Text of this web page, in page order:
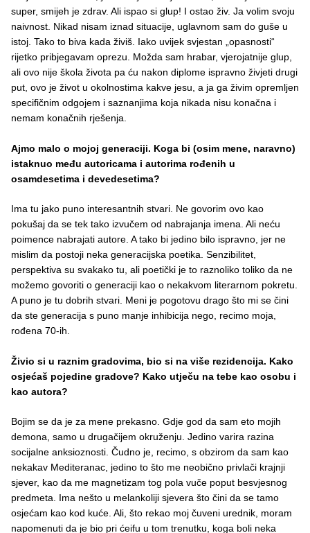
super, smijeh je zdrav. Ali ispao si glup! I ostao živ. Ja volim svoju
naivnost. Nikad nisam iznad situacije, uglavnom sam do guše u
istoj. Tako to biva kada živiš. Iako uvijek svjestan „opasnosti“
rijetko pribjegavam oprezu. Možda sam hrabar, vjerojatnije glup,
ali ovo nije škola života pa ću nakon diplome ispravno živjeti drugi
put, ovo je život u okolnostima kakve jesu, a ja ga živim opremljen
specifičnim odgojem i saznanjima koja nikada nisu konačna i
nemam konačnih rješenja.
Ajmo malo o mojoj generaciji. Koga bi (osim mene, naravno)
istaknuo među autoricama i autorima rođenih u
osamdesetima i devedesetima?
Ima tu jako puno interesantnih stvari. Ne govorim ovo kao
pokušaj da se tek tako izvučem od nabrajanja imena. Ali neću
poimence nabrajati autore. A tako bi jedino bilo ispravno, jer ne
mislim da postoji neka generacijska poetika. Senzibilitet,
perspektiva su svakako tu, ali poetički je to raznoliko toliko da ne
možemo govoriti o generaciji kao o nekakvom literarnom pokretu.
A puno je tu dobrih stvari. Meni je pogotovu drago što mi se čini
da ste generacija s puno manje inhibicija nego, recimo moja,
rođena 70-ih.
Živio si u raznim gradovima, bio si na više rezidencija. Kako
osjećaš pojedine gradove? Kako utječu na tebe kao osobu i
kao autora?
Bojim se da je za mene prekasno. Gdje god da sam eto mojih
demona, samo u drugačijem okruženju. Jedino varira razina
socijalne anksioznosti. Čudno je, recimo, s obzirom da sam kao
nekakav Mediteranac, jedino to što me neobično privlači krajnji
sjever, kao da me magnetizam tog pola vuče poput besvjesnog
predmeta. Ima nešto u melankoliji sjevera što čini da se tamo
osjećam kao kod kuće. Ali, što rekao moj čuveni urednik, moram
napomenuti da je bio pri ćeifu u tom trenutku, koga boli neka